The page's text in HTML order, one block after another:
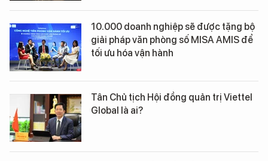
10.000 doanh nghiệp sẽ được tặng bộ
giải pháp văn phòng số MISA AMIS để
tối ưu hóa vận hành
Tân Chủ tịch Hội đồng quản trị Viettel
Global là ai?